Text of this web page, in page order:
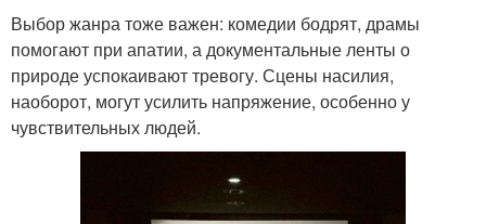
Выбор жанра тоже важен: комедии бодрят, драмы
помогают при апатии, а документальные ленты о
природе успокаивают тревогу. Сцены насилия,
наоборот, могут усилить напряжение, особенно у
чувствительных людей.